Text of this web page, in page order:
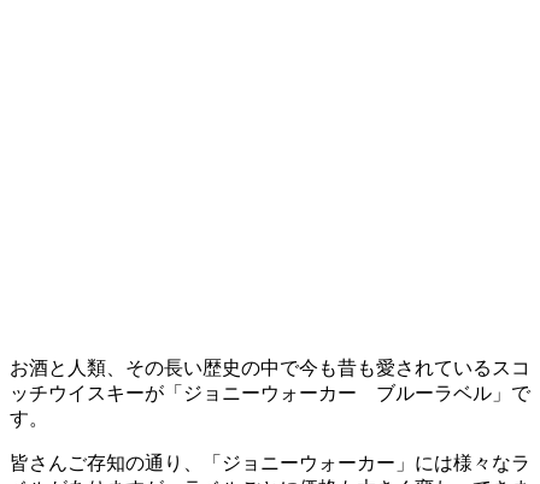
お酒と人類、その長い歴史の中で今も昔も愛されているスコ
ッチウイスキーが「ジョニーウォーカー ブルーラベル」で
す。
皆さんご存知の通り、「ジョニーウォーカー」には様々なラ